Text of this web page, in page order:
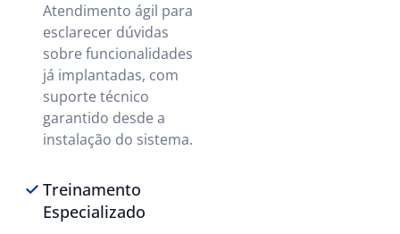
Atendimento ágil para
esclarecer dúvidas
sobre funcionalidades
já implantadas, com
suporte técnico
garantido desde a
instalação do sistema.
Treinamento
Especializado